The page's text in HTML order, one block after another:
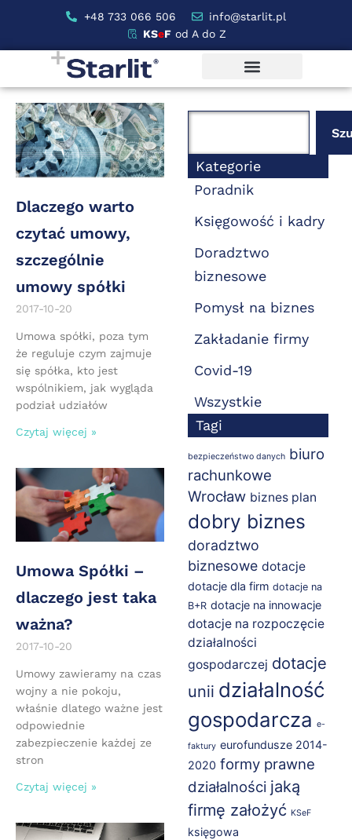
+48 733 066 506
info@starlit.pl
KSeF od A do Z
Dlaczego warto
czytać umowy,
szczególnie
umowy spółki
2017-10-20
Umowa spółki, poza tym
że reguluje czym zajmuje
się spółka, kto jest
wspólnikiem, jak wygląda
podział udziałów
Czytaj więcej »
Umowa Spółki –
dlaczego jest taka
ważna?
2017-10-20
Umowy zawieramy na czas
wojny a nie pokoju,
właśnie dlatego ważne jest
odpowiednie
zabezpieczenie każdej ze
stron
Czytaj więcej »
Kategorie
Poradnik
Księgowość i kadry
Doradztwo
biznesowe
Pomysł na biznes
Zakładanie firmy
Covid-19
Wszystkie
Tagi
bezpieczeństwo danych biuro
rachunkowe
Wrocław biznes plan
dobry biznes
doradztwo
biznesowe dotacje
dotacje dla firm dotacje na
B+R dotacje na innowacje
dotacje na rozpoczęcie
działalności
gospodarczej dotacje
unii działalność
gospodarcza e-
faktury eurofundusze 2014-
2020 formy prawne
działalności jaką
firmę założyć KSeF
księgowa